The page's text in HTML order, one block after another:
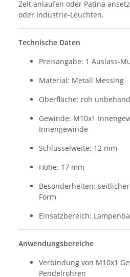
Zeit anlaufen oder Patina
oder Industrie-Leuchten.
Technische Daten
Preisangabe: 1 Auslass-
Material: Metall Messing
Oberfläche: roh
Gewinde: M10x1
Innengewinde
Schlüsselweite: 12 mm
Höhe: 17 mm
Besonderheiten:
Form
Einsatzbereich:
Anwendungsbereiche
Verbindung von M10x1
Pendelrohren